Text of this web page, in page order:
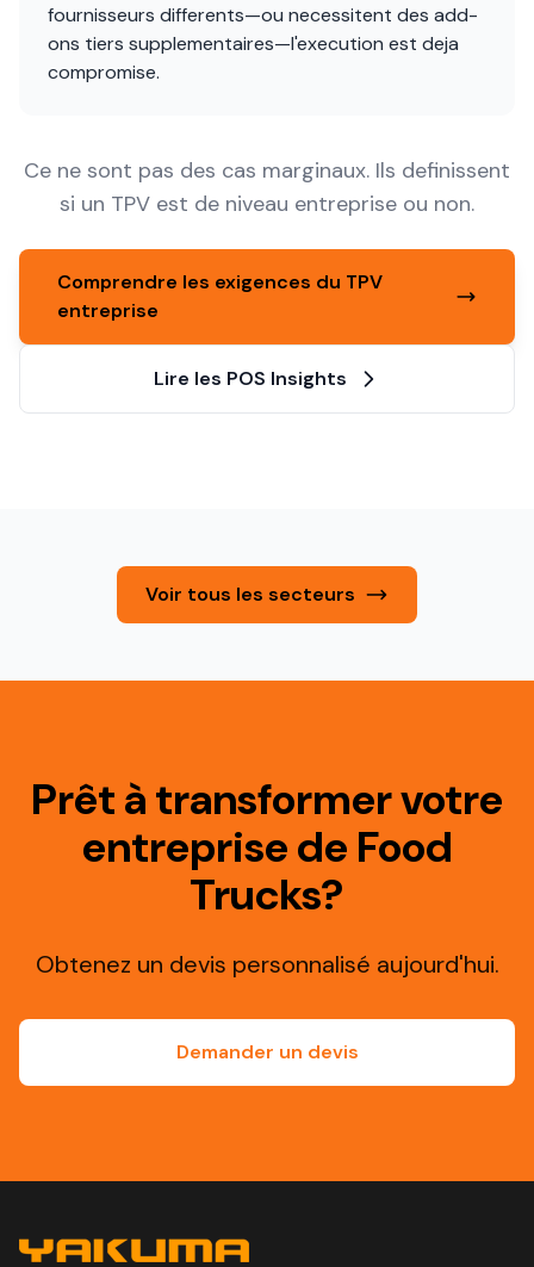
fournisseurs differents—ou necessitent des add-
ons tiers supplementaires—l'execution est deja
compromise.
Ce ne sont pas des cas marginaux. Ils definissent
si un TPV est de niveau entreprise ou non.
Comprendre les exigences du TPV
entreprise
Lire les POS Insights
Voir tous les secteurs
Prêt à transformer votre
entreprise de Food
Trucks?
Obtenez un devis personnalisé aujourd'hui.
Demander un devis